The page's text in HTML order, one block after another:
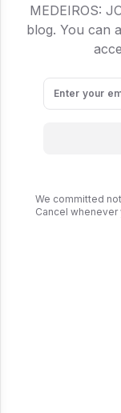
MEDEIROS:
blog. You can
Enter your
We committed
Cancel whenever